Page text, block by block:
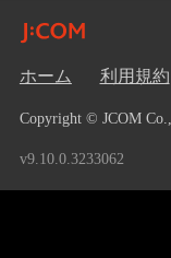
ホーム 利用規約
Copyright © JCOM
v9.10.0.3233062